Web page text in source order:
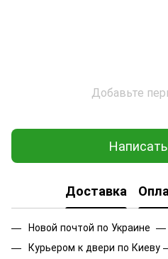
Добавьте
Доставка
Новой почтой по Украине —
Курьером к двери по Киеву